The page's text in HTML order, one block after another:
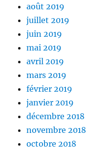
août 2019
juillet 2019
juin 2019
mai 2019
avril 2019
mars 2019
février 2019
janvier 2019
décembre 2018
novembre 2018
octobre 2018